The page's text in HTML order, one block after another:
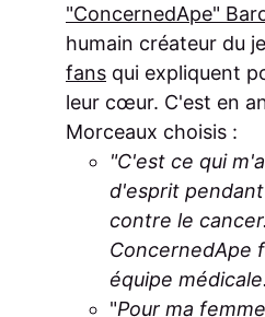
"ConcernedApe"
humain créateur du
fans qui expliquent
leur cœur. C'est en
Morceaux choisis :
"C'est ce qui
d'esprit
contre le
ConcernedApe
équipe médicale.
"Pour ma